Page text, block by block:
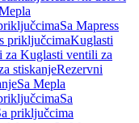
Sa Mapress
priključcimaKuglasti
za Kuglasti ventili za
stiskanjeRezervni
Sa Mepla
Sa
priključcima